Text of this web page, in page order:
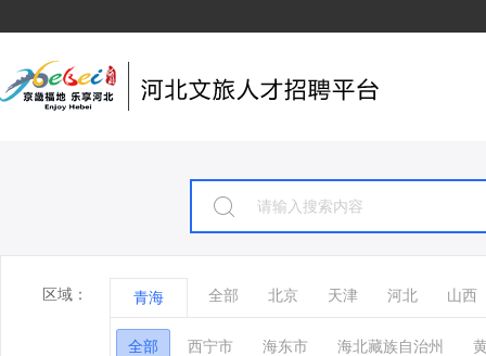
区域： 青海 全部 北京 天津 河北 山西
全部 西宁市 海东市 海北藏族自治州